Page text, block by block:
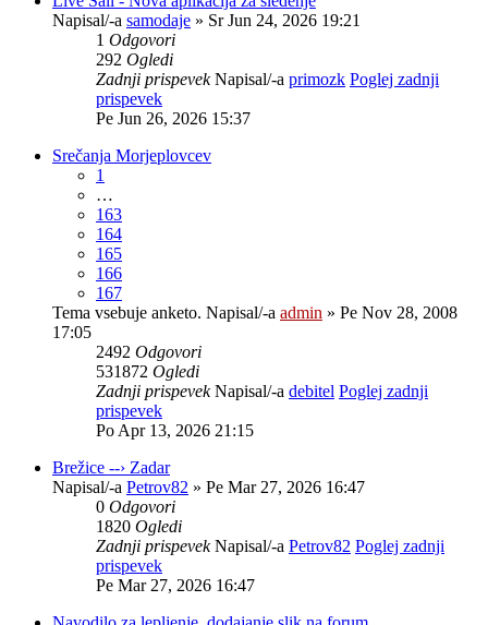
Napisal/-a samodaje » Sr Jun 24, 2026 19:21
1 Odgovori
292 Ogledi
Zadnji prispevekNapisal/-a primozk Poglej zadnji
prispevek
Pe Jun 26, 2026 15:37
Srečanja Morjeplovcev
1
…
163
164
165
166
167
Tema vsebuje anketo. Napisal/-a admin » Pe Nov 28, 2008
17:05
2492 Odgovori
531872 Ogledi
Zadnji prispevekNapisal/-a debitel Poglej zadnji
prispevek
Po Apr 13, 2026 21:15
Brežice --› Zadar
Napisal/-a Petrov82 » Pe Mar 27, 2026 16:47
0 Odgovori
1820 Ogledi
Zadnji prispevekNapisal/-a Petrov82 Poglej zadnji
prispevek
Pe Mar 27, 2026 16:47